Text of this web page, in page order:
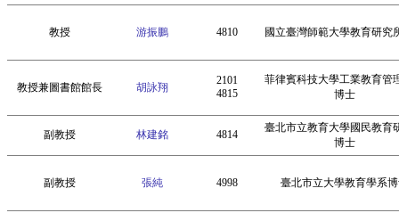
教授 游振鵬 4810 國立臺灣師範大學教育研究
教授兼圖書館館長 胡詠翔
2101
4815
菲律賓科技大學工業教育管
博士
副教授 林建銘 4814
臺北市立教育大學國民教育
博士
副教授 張純 4998 臺北市立大學教育學系